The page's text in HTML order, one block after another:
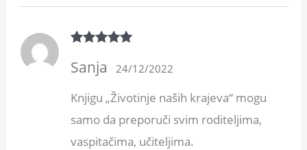
of 5
Sanja 24/12/2022
Knjigu „Životinje naših krajeva“ mogu
samo da preporuči svim roditeljima,
vaspitačima, učiteljima.